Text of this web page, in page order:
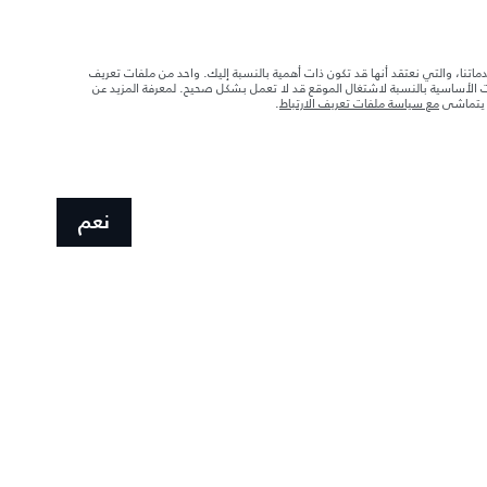
ابحث عن وكالاتنا
والتي نعتقد أنها قد تكون ذات أهمية بالنسبة إليك. واحد من ملفات تعريف
الأساسية بالنسبة لاشتغال الموقع قد لا تعمل بشكل صحيح. لمعرفة المزيد عن
يتماشىمع سياسة ملفات تعريف الارتباط.
نعم